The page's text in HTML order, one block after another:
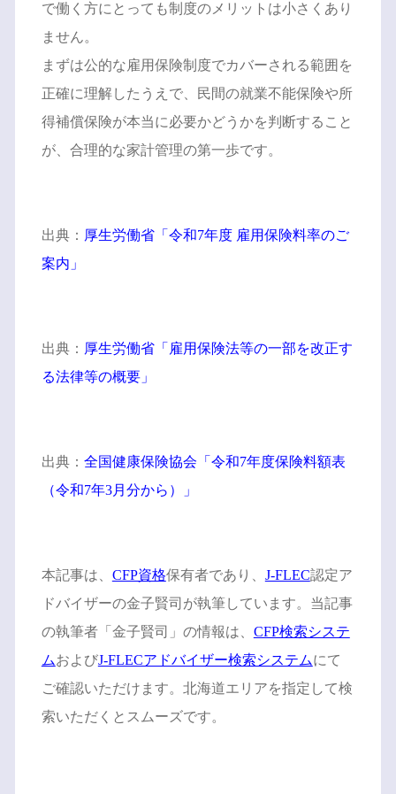
で働く方にとっても制度のメリットは小さくあり
ません。
まずは公的な雇用保険制度でカバーされる範囲を
正確に理解したうえで、民間の就業不能保険や所
得補償保険が本当に必要かどうかを判断すること
が、合理的な家計管理の第一歩です。
出典： 厚生労働省「令和7年度 雇用保険料率のご
案内」
出典： 厚生労働省「雇用保険法等の一部を改正す
る法律等の概要」
出典： 全国健康保険協会「令和7年度保険料額表
（令和7年3月分から）」
本記事は、 CFP資格保有者であり、 J-FLEC認定ア
ドバイザーの金子賢司が執筆しています。当記事
の執筆者「金子賢司」の情報は、 CFP検索システ
ムおよびJ-FLECアドバイザー検索システムにて
ご確認いただけます。北海道エリアを指定して検
索いただくとスムーズです。